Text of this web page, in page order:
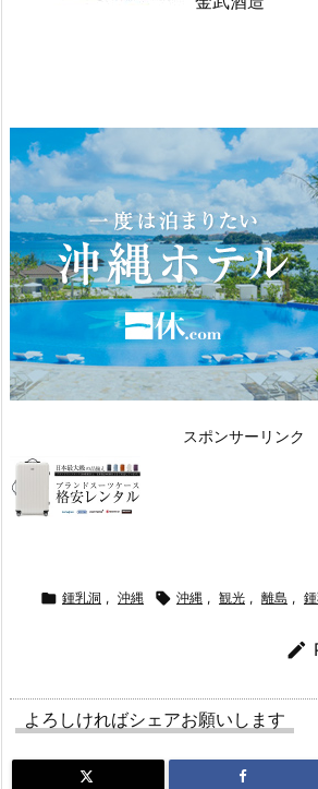
スポンサーリンク
 鍾乳洞 , 沖縄  沖縄 , 観光 , 離島 ,

よろしければシェアお願いします